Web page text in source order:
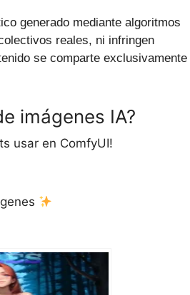
generado mediante algoritmos
reales, ni infringen
se comparte exclusivamente
imágenes IA?
usar en ComfyUI!